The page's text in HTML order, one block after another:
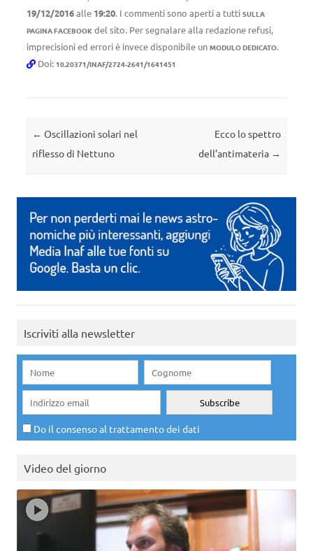
19/12/2016alle 19:20. I commenti sono aperti a tutti SULLA
PAGINA FACEBOOK del sito. Per segnalare alla redazione refusi,
imprecisioni ed errori è invece disponibile un MODULO DEDICATO.
Doi: 10.20371/INAF/2724-2641/1641451
Navigazione articolo
← Oscillazioni solari nel
riflesso di Nettuno
Ecco lo spettro
dell’antimateria →
Iscriviti alla newsletter
Do il consenso al trattamento dei dati
Video del giorno